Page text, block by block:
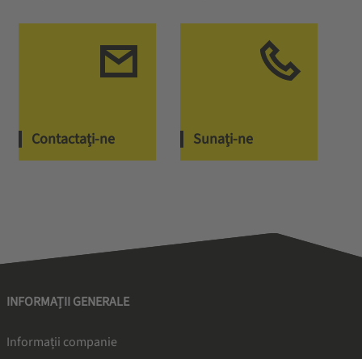
Contactați-ne Sunați-ne
INFORMAȚII GENERALE
Informații companie